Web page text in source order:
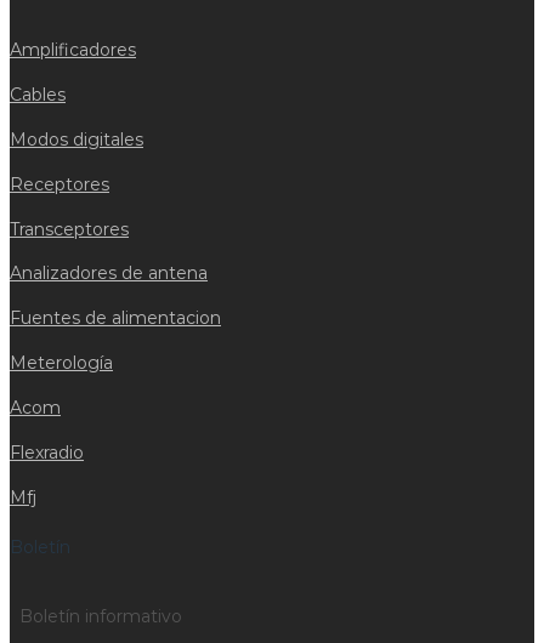
Amplificadores
Cables
Modos digitales
Receptores
Transceptores
Analizadores de antena
Fuentes de alimentacion
Meterología
Acom
Flexradio
Mfj
Boletín
Boletín informativo